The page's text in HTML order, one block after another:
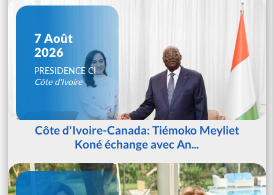
7 Août
2026
PRESIDENCE CI
Côte d'Ivoire
Côte d'Ivoire-Canada: Tiémoko Meyliet
Koné échange avec An...